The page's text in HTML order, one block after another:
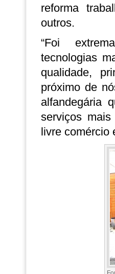
reforma
outros.
“Foi
tecnologias
qualidade,
próximo de
alfandegária
serviços
livre comércio